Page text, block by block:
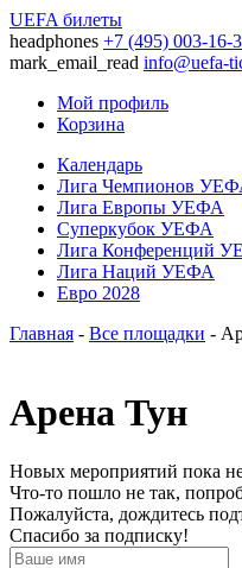
UEFA билеты
headphones +7 (495) 003-16-
mark_email_read info@uefa-
Мой профиль
Корзина
Календарь
Лига Чемпионов
Лига Европы УЕФА
Суперкубок УЕФА
Лига Конференций
Лига Наций УЕФА
Евро 2028
Главная - Все площадки -
Арена Тун
Новых мероприятий пока
Что-то пошло не так,
Пожалуйста, дождитесь
Спасибо за подписку!